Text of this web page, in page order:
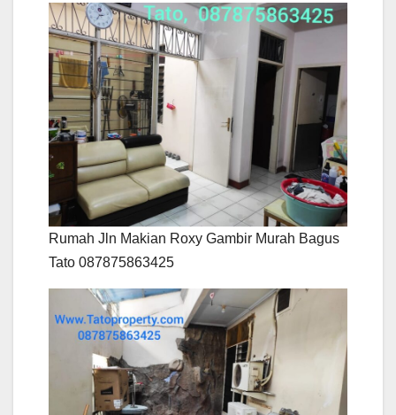
Rumah Jln Makian Roxy Gambir Murah Bagus
Tato 087875863425